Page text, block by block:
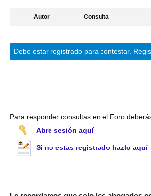
Autor Consulta
Debe estar registrado para contestar.
Para responder consultas en el Foro
Abre sesión aquí
Si no estas registrado hazlo aquí